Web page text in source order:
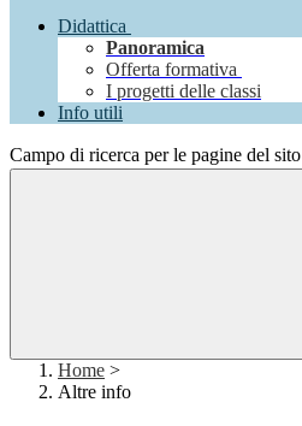
Didattica
Panoramica
Offerta formativa
I progetti delle classi
Info utili
Campo di ricerca per le pagine del sito
Home >
Altre info